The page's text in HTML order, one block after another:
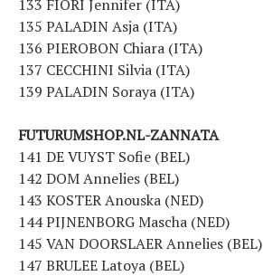
133 FIORI Jennifer (ITA)
135 PALADIN Asja (ITA)
136 PIEROBON Chiara (ITA)
137 CECCHINI Silvia (ITA)
139 PALADIN Soraya (ITA)
FUTURUMSHOP.NL-ZANNATA
141 DE VUYST Sofie (BEL)
142 DOM Annelies (BEL)
143 KOSTER Anouska (NED)
144 PIJNENBORG Mascha (NED)
145 VAN DOORSLAER Annelies (BEL)
147 BRULEE Latoya (BEL)